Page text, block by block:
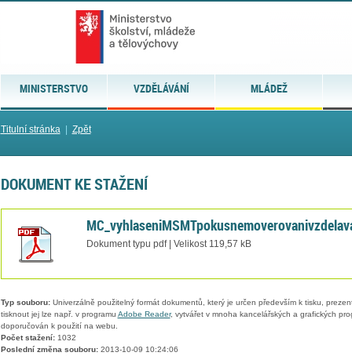
MINISTERSTVO VZDĚLÁVÁNÍ MLÁDEŽ
Titulní stránka| Zpět
DOKUMENT KE STAŽENÍ
Dokument typu pdf | Velikost 119,57 kB
Typ souboru:Univerzálně použitelný formát dokumentů, který je určen především k tisku,
tisknout jej lze např. v programu Adobe Reader, vytvářet v mnoha kancelářských a grafických
doporučován k použití na webu.
Počet stažení:1032
Poslední změna souboru:2013-10-09 10:24:06